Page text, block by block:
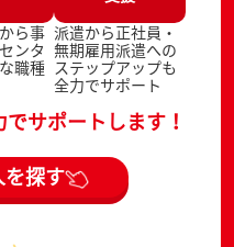
ら事
ンタ
職種
派遣から正社員・
無期雇用派遣への
ステップアップも
全力でサポート
サポートします！
探す